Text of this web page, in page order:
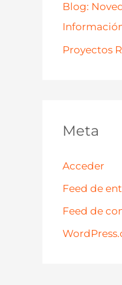
Blog:
Proyectos
Meta
Acceder
Feed de
Feed de